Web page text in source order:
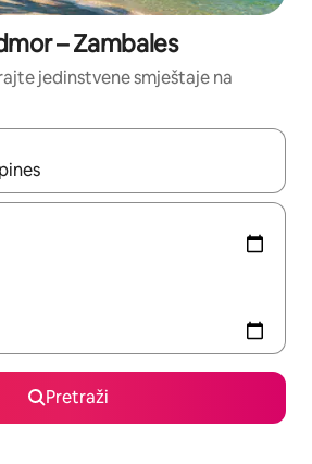
– Zambales
jedinstvene smještaje na
rezultati, moći ćete ih pregledati
Pretraži